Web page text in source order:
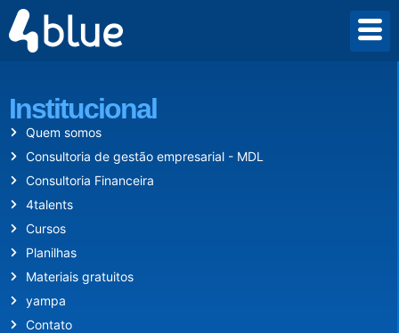
Desde 2009 criamos um mundo onde empreender vale a pena.
Institucional
Quem somos
Consultoria de gestão empresarial - MDL
Consultoria Financeira
4talents
Cursos
Planilhas
Materiais gratuitos
yampa
Contato